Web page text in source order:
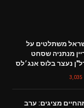
משתלטים על
מנתניה שסחט
נעצר בלוס אנג׳לס
3,035
מציגים: ערב